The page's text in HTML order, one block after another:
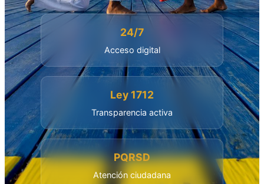
24/7
Acceso digital
Ley 1712
Transparencia activa
PQRSD
Atención ciudadana